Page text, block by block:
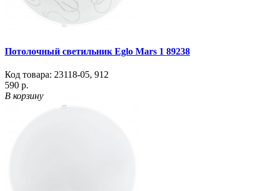
Потолочный светильник Eglo Mars 1 89238
Код товара: 23118-05, 912
590 р.
В корзину